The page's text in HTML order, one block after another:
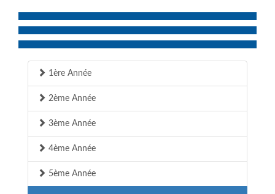
1ère Année
2ème Année
3ème Année
4ème Année
5ème Année